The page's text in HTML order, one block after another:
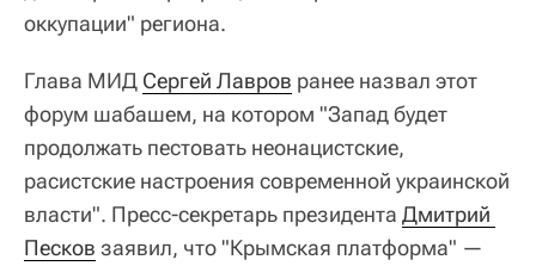
оккупации" региона.
Глава МИД Сергей Лавров ранее назвал этот
форум шабашем, на котором "Запад будет
продолжать пестовать неонацистские,
расистские настроения современной украинской
власти". Пресс-секретарь президента Дмитрий
Песков заявил, что "Крымская платформа" —